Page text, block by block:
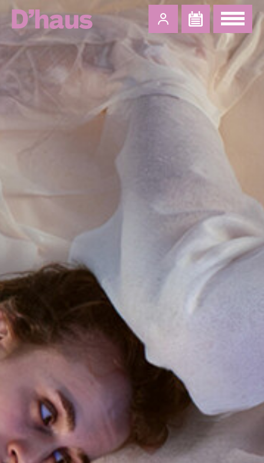
Zum Hauptinhalt springen Zum Footer springen